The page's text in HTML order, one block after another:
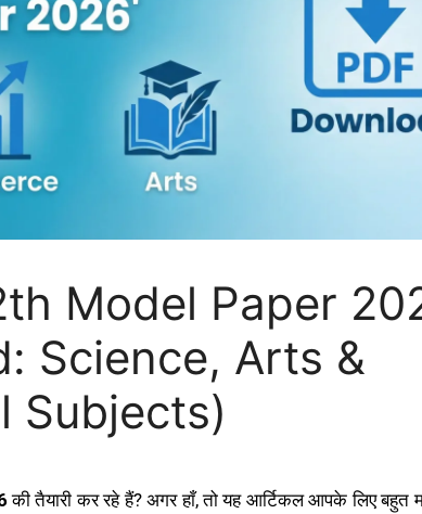
Model Paper
Science, Arts &
Subjects)
की तैयारी कर रहे हैं? अगर हाँ, तो यह आर्टिकल आपके लिए बहुत